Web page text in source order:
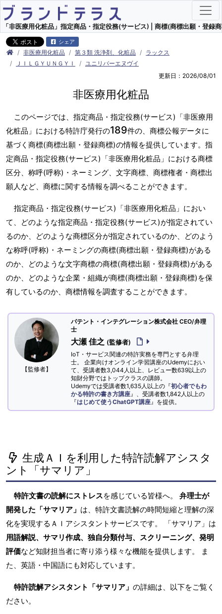
「非医療用化粧品」指定商品・指定役務(サービス) | 商標(商標出願・登録
シェア
非医療用化粧品 第３類 洗浄剤、化粧品
ラックス
ＪＩＬＧＹＵＮＧＹＩ
ユニリバーエヌヴイ
更新日：2026/08/01
非医療用化粧品
このページでは、指定商品・指定役務(サービス)「非医療用
化粧品」における特許庁発行の189件の、商標公報データに
基づく商標(商標出願・登録商標)の情報を提供しています。指
定商品・指定役務(サービス)「非医療用化粧品」における商標
区分、称呼(呼称)・ネーミング、文字商標、商標権者・商標出
願人など、商標に関する情報を調べることができます。
指定商品・指定役務(サービス)「非医療用化粧品」におい
て、どのような指定商品・指定役務(サービス)が指定されてい
るのか、どのような商標区分が指定されているのか、どのよう
な称呼(呼称)・ネーミングの商標(商標出願・登録商標)がある
のか、どのような文字商標の商標(商標出願・登録商標)がある
のか、どのような企業・組織が商標(商標出願・登録商標)を保
有しているのか、商標情報を調査することができます。
【監修者】
パテント・インテグレーション株式会社 CEO/弁理
士
大瀬 佳之 (監修者)
IoT・サービス関連の特許実務を専門とする弁理
士。 企業向けオンライン学習講座のUdemyにおい
て、受講者数3,044人以上、レビュー数639以上の
知財分野ではトップクラスの講師。
Udemyでは受講者数1,635人以上の『初心者でもわ
かる特許の書き方講座 』、受講者数1,842人以上の
『はじめて使うChatGPT講座 』を提供。
生成ＡＩを利用した特許読解アシスタ
ント「サマリア」
特許文書の読解にストレスを感じている皆様へ。 弁理士が
開発した「サマリア」 は、特許文書読解の時間短縮と理解の深
化を実現するＡＩアシスタントサービスです。 「サマリア」は
用語解説、サマリ作成、独自分類付与、スクリーニング、発明
評価など知財担当者に寄り添う様々な機能を提供します。 ま
た、英語・中国語にも対応しています。
特許読解アシスタント「サマリア」 の詳細は、以下をご覧く
ださい。